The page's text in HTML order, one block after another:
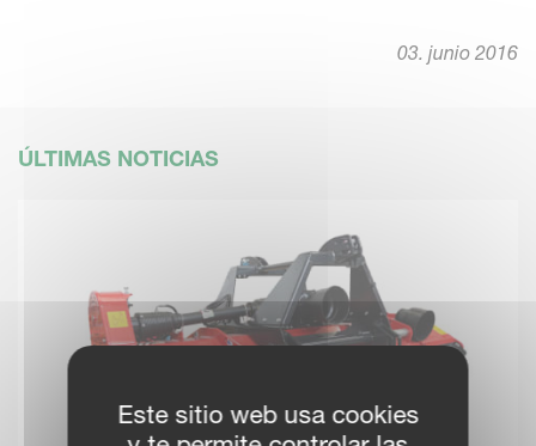
03. junio 2016
ÚLTIMAS NOTICIAS
Este sitio web usa cookies